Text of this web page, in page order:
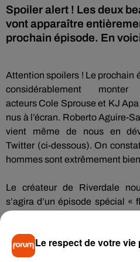
Spoiler alert ! Les deux
vont apparaître
prochain épisode. En
Attention spoilers ! Le prochain
considérablement
acteurs Cole Sprouse et KJ Apa
nus à l’écran. Roberto Aguire-
vient même de nous en
Twitter (ci-dessous). On
hommes sont extrêmement
Le créateur de Riverdale
s’agira d’un épisode spécial «
deux acteurs incarneront les
mercredi 7 novembre aux
Le respect de votre